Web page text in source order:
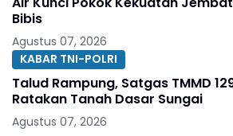
Bibis
Agustus 07, 2026
KABAR TNI-POLRI
Talud Rampung, Satgas TMMD
Ratakan Tanah Dasar Sungai
Agustus 07, 2026